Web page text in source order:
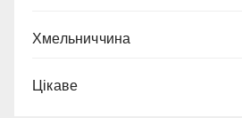
Хмельниччина
Цікаве